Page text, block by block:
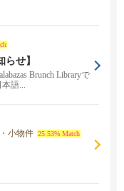
らせ】
Brunch Libraryで
語...
小物件 25.53% Match